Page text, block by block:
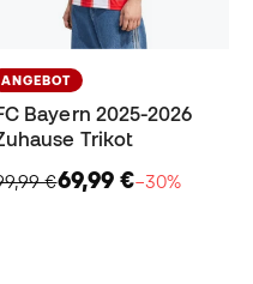
ANGEBOT
Bayern 2025-2026
Trikot
€69,99 €−30%